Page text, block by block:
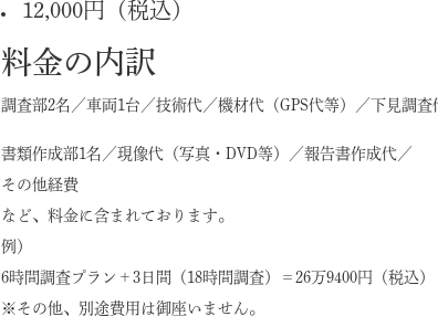
12,000円（税込）
料金の内訳
調査部2名／車両1台／技術代／機材代（GPS代等）／下見調査
書類作成部1名／現像代（写真・DVD等）／報告書作成代／
その他経費
など、料金に含まれております。
例）
6時間調査プラン＋3日間（18時間調査）＝26万9400円（税込）
※その他、別途費用は御座いません。